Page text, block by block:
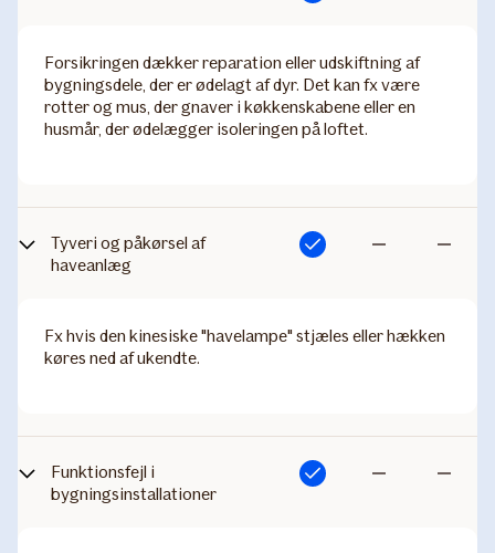
Forsikringen dækker reparation eller udskiftning af
bygningsdele, der er ødelagt af dyr. Det kan fx være
rotter og mus, der gnaver i køkkenskabene eller en
husmår, der ødelægger isoleringen på loftet.
Tyveri og påkørsel af
haveanlæg
Inkluderet
Fx hvis den kinesiske "havelampe" stjæles eller hækken
køres ned af ukendte.
Funktionsfejl i
bygningsinstallationer
Inkluderet